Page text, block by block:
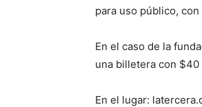
para uso público,
En el caso de la
una billetera con
En el lugar: